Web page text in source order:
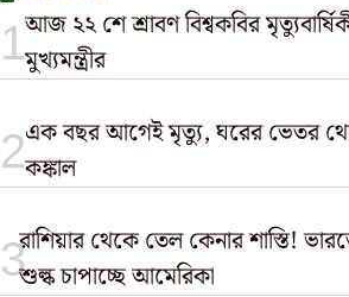
আজ ২২ শে শ্রাবণ বিশ্বকবির
মুখ্যমন্ত্রীর
এক বছর আগেই মৃত্যু, ঘরের ভেতর
কঙ্কাল
রাশিয়ার থেকে তেল কেনার শাস্তি!
শুল্ক চাপাচ্ছে আমেরিকা